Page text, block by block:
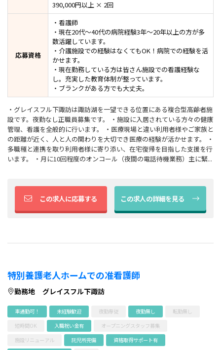
390,000円以上 × 2回
応募資格
・看護師
・現在20代～40代の病院経験3年～20年以上の方が多
数活躍しています。
・介護施設での経験はなくてもOK！病院での経験を活
かせます。
・現在勤務している方は皆さん施設での看護経験な
し。充実した教育体制が整っています。
・ブランクがある方でも大丈夫。
・グレイスフル下諏訪は諏訪湖を一望できる位置にある複合型高齢者施
設です。夜勤なし正職員募集です。 ・施設に入居されている方々の健康
管理、看護を全般的に行います。 ・医療現場と違い利用者様やご家族と
の距離が近く、人と人の関わりを大切でき医療の経験が活かせます。 ・
多職種と連携を取り利用者様に寄り添い、在宅復帰を目指した支援を行
います。 ・月に10回程度のオンコール（夜間の電話待機業務）主に緊...
この求人に応募する この求人の詳細を見る
特別養護老人ホームでの准看護師
勤務地 グレイスフル下諏訪
車通勤可！ 未経験歓迎 夜勤専従 夜勤無し
転勤無し
短時間OK
入職祝い金有
オープニングスタッフ募集
施設リニューアル
託児所完備
資格取得サポート有